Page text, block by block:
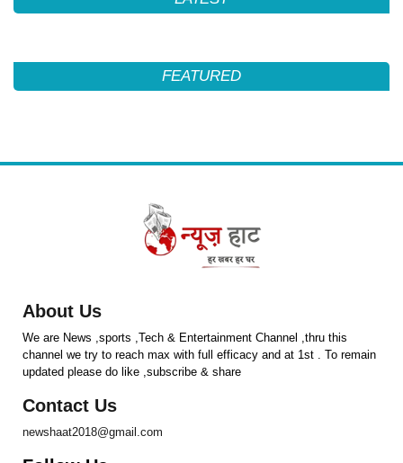
FEATURED
About Us
We are News ,sports ,Tech & Entertainment Channel ,thru this
channel we try to reach max with full efficacy and at 1st . To remain
updated please do like ,subscribe & share
Contact Us
newshaat2018@gmail.com